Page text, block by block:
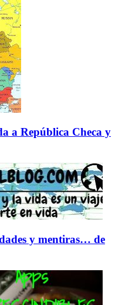
a República Checa y
y mentiras… de